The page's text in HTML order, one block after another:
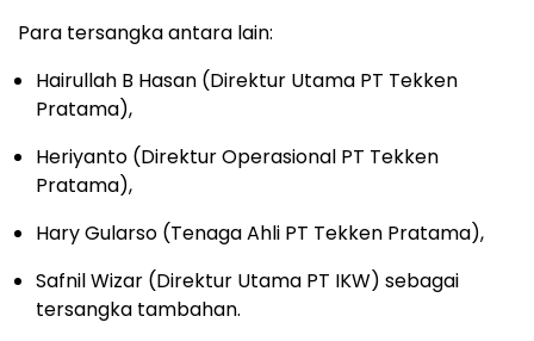
Para tersangka antara lain:
Hairullah B Hasan (Direktur Utama PT Tekken
Pratama),
Heriyanto (Direktur Operasional PT Tekken
Pratama),
Hary Gularso (Tenaga Ahli PT Tekken Pratama),
Safnil Wizar (Direktur Utama PT IKW) sebagai
tersangka tambahan.